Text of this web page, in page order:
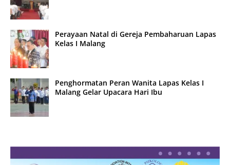
Perayaan Natal di Gereja Pembaharuan Lapas
Kelas I Malang
Penghormatan Peran Wanita Lapas Kelas I
Malang Gelar Upacara Hari Ibu